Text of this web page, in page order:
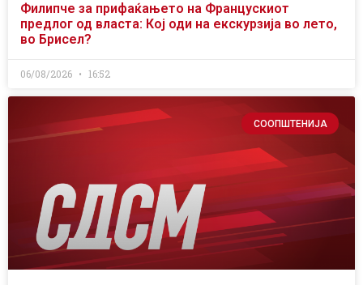
Филипче за прифаќањето на Францускиот
предлог од власта: Кој оди на екскурзија во лето,
во Брисел?
06/08/2026 16:52
СООПШТЕНИЈА